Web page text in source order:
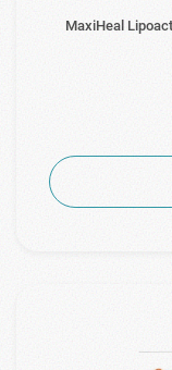
MaxiHeal